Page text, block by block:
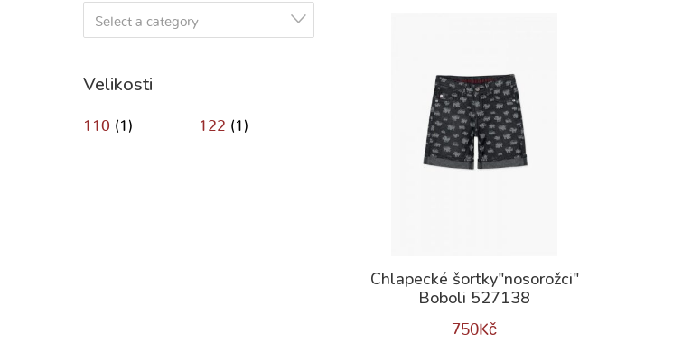
Select a category
Velikosti
110 (1) 122 (1)
Chlapecké šortky"nosorožci"
Boboli 527138
750Kč